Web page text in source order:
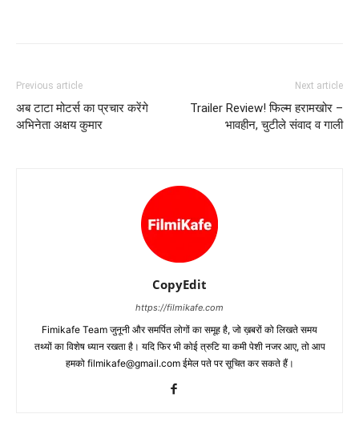
Previous article
अब टाटा मोटर्स का प्रचार करेंगे
अभिनेता अक्षय कुमार
Next article
Trailer Review! फिल्‍म हरामखोर –
भावहीन, चुटीले संवाद व गाली
CopyEdit
https://filmikafe.com
Fimikafe Team जुनूनी और समर्पित लोगों का समूह है, जो ख़बरों को लिखते समय
तथ्‍यों का विशेष ध्‍यान रखता है। यदि फिर भी कोई त्रुटि या कमी पेशी नजर आए, तो आप
हमको filmikafe@gmail.com ईमेल पते पर सूचित कर सकते हैं।